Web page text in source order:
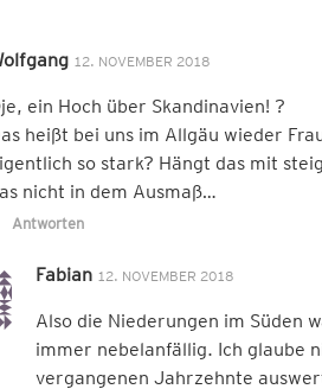
12. NOVEMBER 2018
ein Hoch über Skandinavien! ?
heißt bei uns im Allgäu wieder
so stark? Hängt das mit
nicht in dem Ausmaß…
Antworten
Fabian 12. NOVEMBER 2018
Also die Niederungen im Süden
immer nebelanfällig. Ich glaube
vergangenen Jahrzehnte